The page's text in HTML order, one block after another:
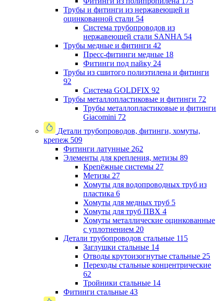
Трубы и фитинги из нержавеющей и
оцинкованной стали 54
Система трубопроводов из
нержавеющей стали SANHA 54
Трубы медные и фитинги 42
Пресс-фитинги медные 18
Фитинги под пайку 24
Трубы из сшитого полиэтилена и фитинги
92
Система GOLDFIX 92
Трубы металлопластиковые и фитинги 72
Трубы металлопластиковые и фитинги
Giacomini 72
Детали трубопроводов, фитинги, хомуты,
крепеж 509
Фитинги латунные 262
Элементы для крепления, метизы 89
Крепёжные системы 27
Метизы 27
Хомуты для водопроводных труб из
пластика 6
Хомуты для медных труб 5
Хомуты для труб ПВХ 4
Хомуты металлические оцинкованные
с уплотнением 20
Детали трубопроводов стальные 115
Заглушки стальные 14
Отводы крутоизогнутые стальные 25
Переходы стальные концентрические
62
Тройники стальные 14
Фитинги стальные 43